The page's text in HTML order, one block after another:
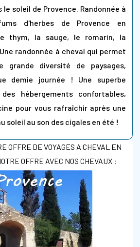
le soleil de Provence. Randonnée à
d'herbes de Provence en
thym, la sauge, le romarin, la
randonnée à cheval qui permet
grande diversité de paysages,
demie journée ! Une superbe
hébergements confortables,
pour vous rafraîchir après une
soleil au son des cigales en été !
OFFRE DE VOYAGES A CHEVAL EN
OFFRE AVEC NOS CHEVAUX :